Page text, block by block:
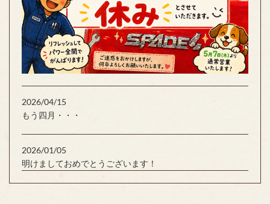
2026/04/15
もう四月・・・
2026/01/05
明けましておめでとうございます！